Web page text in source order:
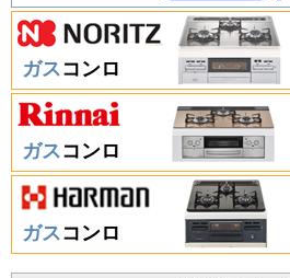
ガスコンロ
ガスコンロ
ガスコンロ